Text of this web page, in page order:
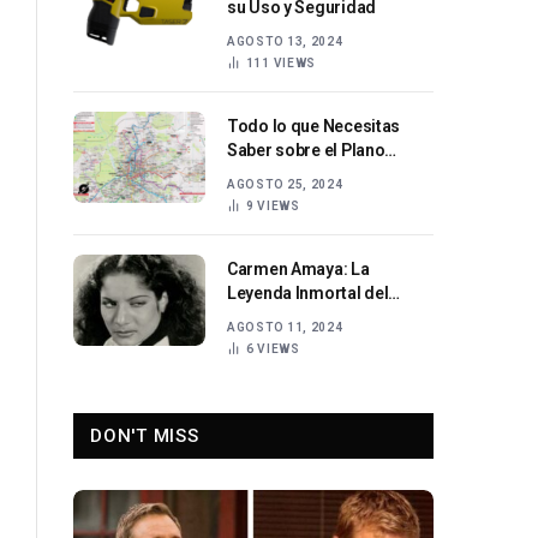
su Uso y Seguridad
AGOSTO 13, 2024
111 VIEWS
Todo lo que Necesitas
Saber sobre el Plano
AGOSTO 25, 2024
9VIEWS
Carmen Amaya: La
Leyenda Inmortal del
AGOSTO 11, 2024
6VIEWS
DON'T MISS